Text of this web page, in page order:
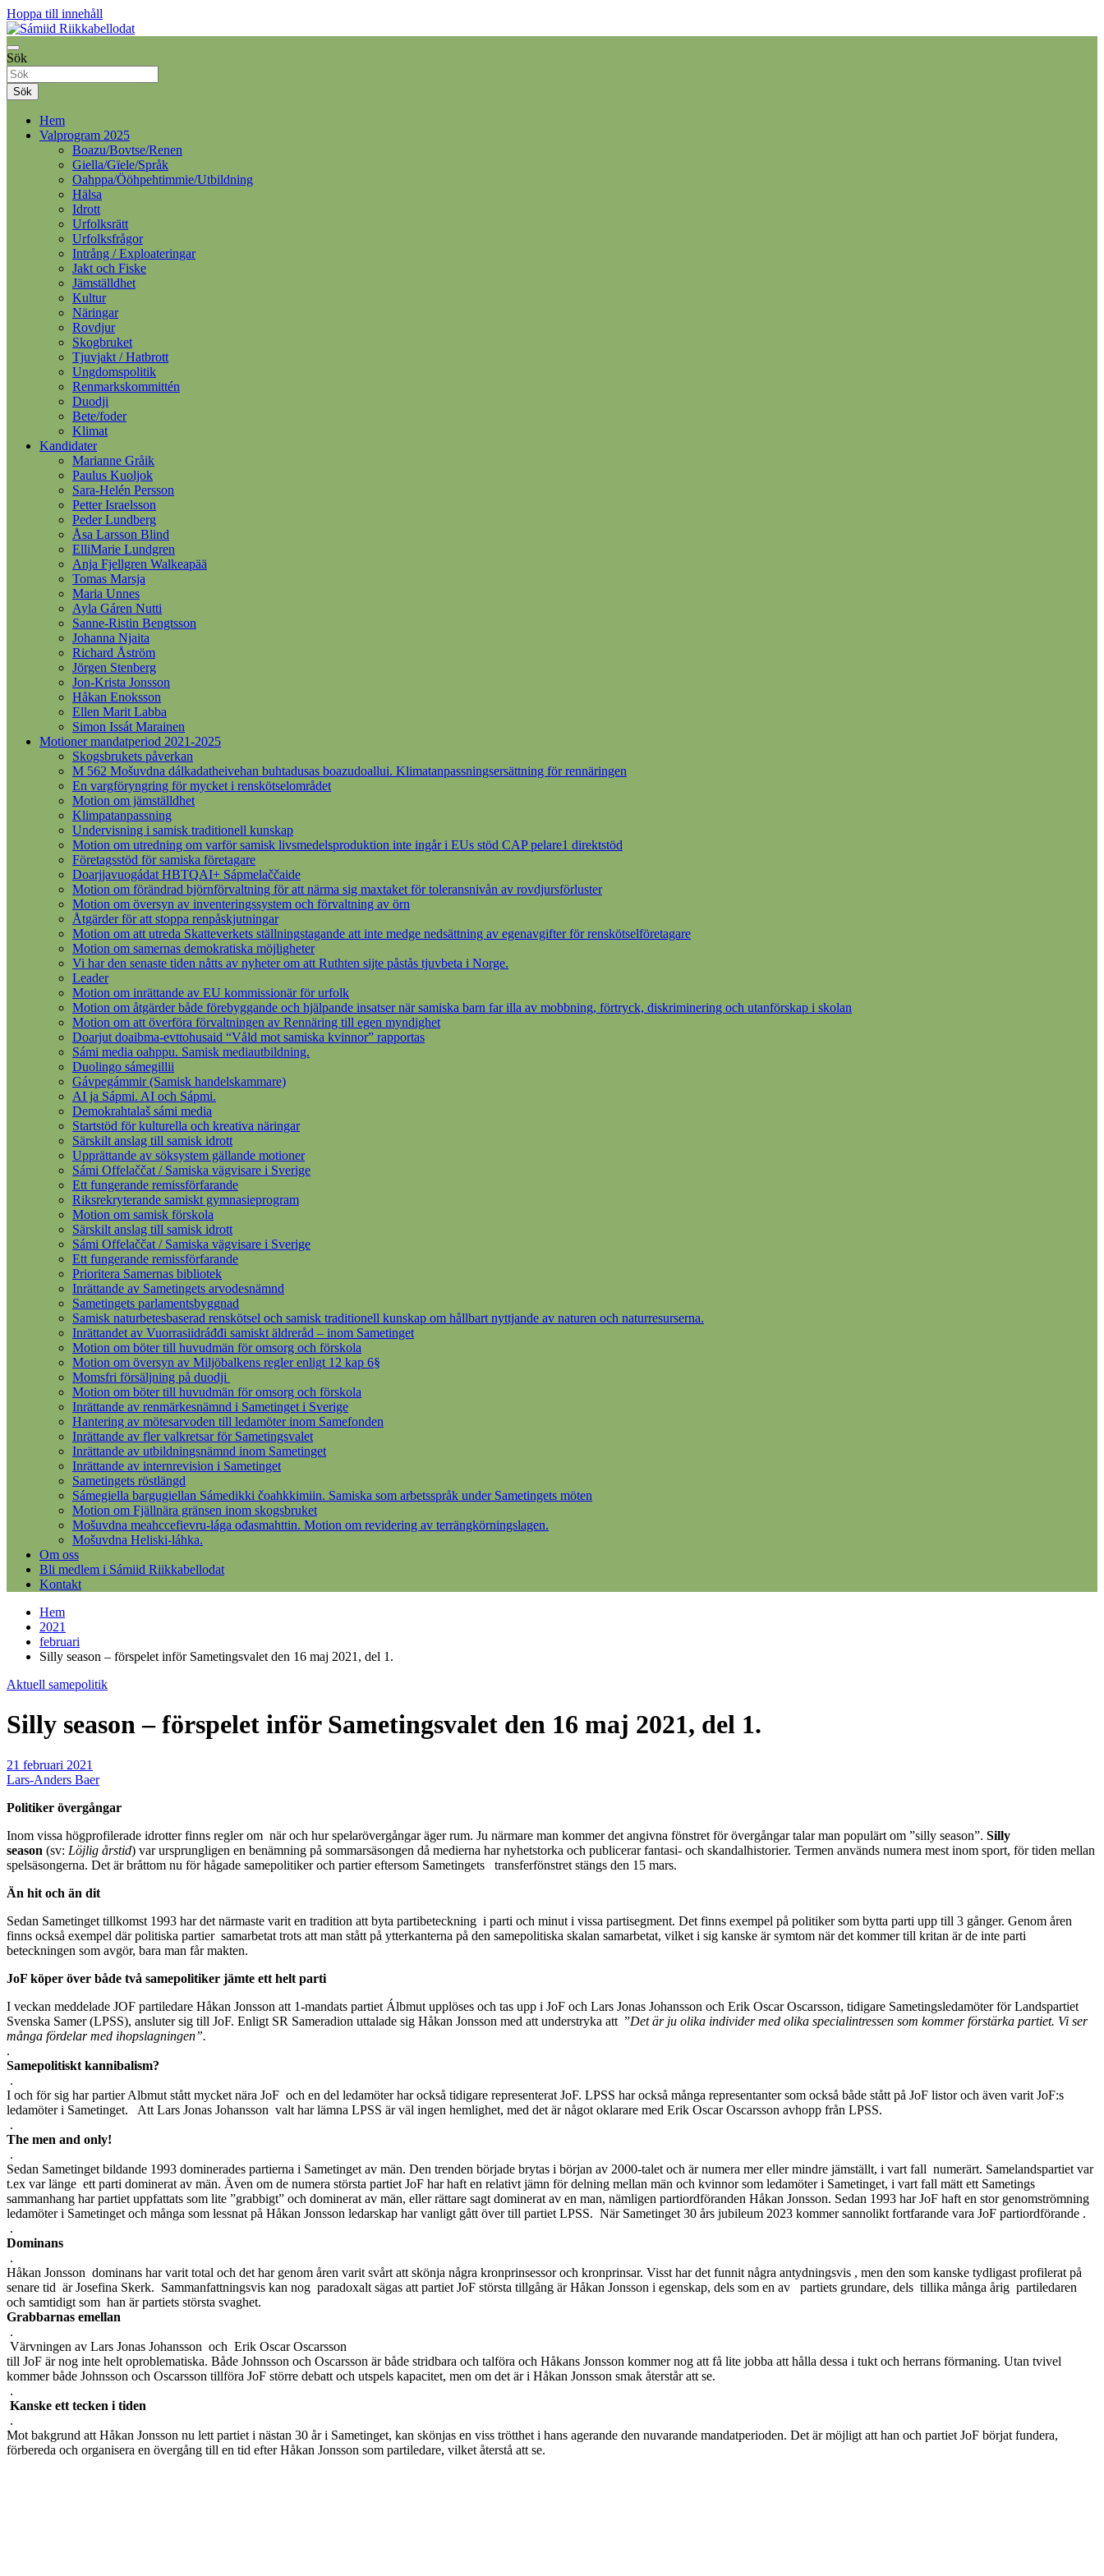
Hoppa till innehåll
Sámiid Riikkabellodat
Samelandspartiet
Sök
Sök
Hem
Valprogram 2025
Boazu/Bovtse/Renen
Giella/Gïele/Språk
Oahppa/Ööhpehtimmie/Utbildning
Hälsa
Idrott
Urfolksrätt
Urfolksfrågor
Intrång / Exploateringar
Jakt och Fiske
Jämställdhet
Kultur
Näringar
Rovdjur
Skogbruket
Tjuvjakt / Hatbrott
Ungdomspolitik
Renmarkskommittén
Duodji
Bete/foder
Klimat
Kandidater
Marianne Gråik
Paulus Kuoljok
Sara-Helén Persson
Petter Israelsson
Peder Lundberg
Åsa Larsson Blind
ElliMarie Lundgren
Anja Fjellgren Walkeapää
Tomas Marsja
Maria Unnes
Ayla Gáren Nutti
Sanne-Ristin Bengtsson
Johanna Njaita
Richard Åström
Jörgen Stenberg
Jon-Krista Jonsson
Håkan Enoksson
Ellen Marit Labba
Simon Issát Marainen
Motioner mandatperiod 2021-2025
Skogsbrukets påverkan
M 562 Mošuvdna dálkadatheivehan buhtadusas boazudoallui. Klimatanpassningsersättning för rennäringen
En vargföryngring för mycket i renskötselområdet
Motion om jämställdhet
Klimpatanpassning
Undervisning i samisk traditionell kunskap
Motion om utredning om varför samisk livsmedelsproduktion inte ingår i EUs stöd CAP pelare1 direktstöd
Företagsstöd för samiska företagare
Doarjjavuogádat HBTQAI+ Sápmelaččaide
Motion om förändrad björnförvaltning för att närma sig maxtaket för toleransnivån av rovdjursförluster
Motion om översyn av inventeringssystem och förvaltning av örn
Åtgärder för att stoppa renpåskjutningar
Motion om att utreda Skatteverkets ställningstagande att inte medge nedsättning av egenavgifter för renskötselföretagare
Motion om samernas demokratiska möjligheter
Vi har den senaste tiden nåtts av nyheter om att Ruthten sijte påstås tjuvbeta i Norge.
Leader
Motion om inrättande av EU kommissionär för urfolk
Motion om åtgärder både förebyggande och hjälpande insatser när samiska barn far illa av mobbning, förtryck, diskriminering och utanförskap i skolan
Motion om att överföra förvaltningen av Rennäring till egen myndighet
Doarjut doaibma-evttohusaid “Våld mot samiska kvinnor” rapportas
Sámi media oahppu. Samisk mediautbildning.
Duolingo sámegillii
Gávpegámmir (Samisk handelskammare)
AI ja Sápmi. AI och Sápmi.
Demokrahtalaš sámi media
Startstöd för kulturella och kreativa näringar
Särskilt anslag till samisk idrott
Upprättande av söksystem gällande motioner
Sámi Offelaččat / Samiska vägvisare i Sverige
Ett fungerande remissförfarande
Riksrekryterande samiskt gymnasieprogram
Motion om samisk förskola
Särskilt anslag till samisk idrott
Sámi Offelaččat / Samiska vägvisare i Sverige
Ett fungerande remissförfarande
Prioritera Samernas bibliotek
Inrättande av Sametingets arvodesnämnd
Sametingets parlamentsbyggnad
Samisk naturbetesbaserad renskötsel och samisk traditionell kunskap om hållbart nyttjande av naturen och naturresurserna.
Inrättandet av Vuorrasiidráđđi samiskt äldreråd – inom Sametinget
Motion om böter till huvudmän för omsorg och förskola
Motion om översyn av Miljöbalkens regler enligt 12 kap 6§
Momsfri försäljning på duodji
Motion om böter till huvudmän för omsorg och förskola
Inrättande av renmärkesnämnd i Sametinget i Sverige
Hantering av mötesarvoden till ledamöter inom Samefonden
Inrättande av fler valkretsar för Sametingsvalet
Inrättande av utbildningsnämnd inom Sametinget
Inrättande av internrevision i Sametinget
Sametingets röstlängd
Sámegiella bargugiellan Sámedikki čoahkkimiin. Samiska som arbetsspråk under Sametingets möten
Motion om Fjällnära gränsen inom skogsbruket
Mošuvdna meahccefievru-lága ođasmahttin. Motion om revidering av terrängkörningslagen.
Mošuvdna Heliski-láhka.
Om oss
Bli medlem i Sámiid Riikkabellodat
Kontakt
Hem
2021
februari
Silly season – förspelet inför Sametingsvalet den 16 maj 2021, del 1.
Aktuell samepolitik
Silly season – förspelet inför Sametingsvalet den 16 maj 2021, del 1.
21 februari 2021
Lars-Anders Baer
Politiker övergångar
Inom vissa högprofilerade idrotter finns regler om när och hur spelarövergångar äger rum. Ju närmare man kommer det angivna fönstret för övergångar talar man populärt om ”silly season”. Silly
season (sv: Löjlig årstid) var ursprungligen en benämning på sommarsäsongen då medierna har nyhetstorka och publicerar fantasi- och skandalhistorier. Termen används numera mest inom sport, för tiden mellan
spelsäsongerna. Det är bråttom nu för hågade samepolitiker och partier eftersom Sametingets transferfönstret stängs den 15 mars.
Än hit och än dit
Sedan Sametinget tillkomst 1993 har det närmaste varit en tradition att byta partibeteckning i parti och minut i vissa partisegment. Det finns exempel på politiker som bytta parti upp till 3 gånger. Genom åren
finns också exempel där politiska partier samarbetat trots att man stått på ytterkanterna på den samepolitiska skalan samarbetat, vilket i sig kanske är symtom när det kommer till kritan är de inte parti
beteckningen som avgör, bara man får makten.
JoF köper över både två samepolitiker jämte ett helt parti
I veckan meddelade JOF partiledare Håkan Jonsson att 1-mandats partiet Álbmut upplöses och tas upp i JoF och Lars Jonas Johansson och Erik Oscar Oscarsson, tidigare Sametingsledamöter för Landspartiet
Svenska Samer (LPSS), ansluter sig till JoF. Enligt SR Sameradion uttalade sig Håkan Jonsson med att understryka att ”Det är ju olika individer med olika specialintressen som kommer förstärka partiet. Vi ser
många fördelar med ihopslagningen”.
.
Samepolitiskt kannibalism?
.
I och för sig har partier Albmut stått mycket nära JoF och en del ledamöter har också tidigare representerat JoF. LPSS har också många representanter som också både stått på JoF listor och även varit JoF:s
ledamöter i Sametinget. Att Lars Jonas Johansson valt har lämna LPSS är väl ingen hemlighet, med det är något oklarare med Erik Oscar Oscarsson avhopp från LPSS.
.
The men and only!
.
Sedan Sametinget bildande 1993 dominerades partierna i Sametinget av män. Den trenden började brytas i början av 2000-talet och är numera mer eller mindre jämställt, i vart fall numerärt. Samelandspartiet var
t.ex var länge ett parti dominerat av män. Även om de numera största partiet JoF har haft en relativt jämn för delning mellan män och kvinnor som ledamöter i Sametinget, i vart fall mätt ett Sametings
sammanhang har partiet uppfattats som lite ”grabbigt” och dominerat av män, eller rättare sagt dominerat av en man, nämligen partiordföranden Håkan Jonsson. Sedan 1993 har JoF haft en stor genomströmning
ledamöter i Sametinget och många som lessnat på Håkan Jonsson ledarskap har vanligt gått över till partiet LPSS. När Sametinget 30 års jubileum 2023 kommer sannolikt fortfarande vara JoF partiordförande .
.
Dominans
.
Håkan Jonsson dominans har varit total och det har genom åren varit svårt att skönja några kronprinsessor och kronprinsar. Visst har det funnit några antydningsvis , men den som kanske tydligast profilerat på
senare tid är Josefina Skerk. Sammanfattningsvis kan nog paradoxalt sägas att partiet JoF största tillgång är Håkan Jonsson i egenskap, dels som en av partiets grundare, dels tillika många årig partiledaren
och samtidigt som han är partiets största svaghet.
Grabbarnas emellan
.
Värvningen av Lars Jonas Johansson och Erik Oscar Oscarsson
till JoF är nog inte helt oproblematiska. Både Johnsson och Oscarsson är både stridbara och talföra och Håkans Jonsson kommer nog att få lite jobba att hålla dessa i tukt och herrans förmaning. Utan tvivel
kommer både Johnsson och Oscarsson tillföra JoF större debatt och utspels kapacitet, men om det är i Håkan Jonsson smak återstår att se.
.
Kanske ett tecken i tiden
.
Mot bakgrund att Håkan Jonsson nu lett partiet i nästan 30 år i Sametinget, kan skönjas en viss trötthet i hans agerande den nuvarande mandatperioden. Det är möjligt att han och partiet JoF börjat fundera,
förbereda och organisera en övergång till en tid efter Håkan Jonsson som partiledare, vilket återstå att se.